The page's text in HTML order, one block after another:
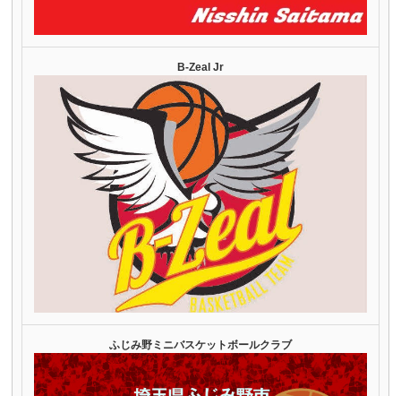
B-Zeal Jr
ふじみ野ミニバスケットボールクラブ